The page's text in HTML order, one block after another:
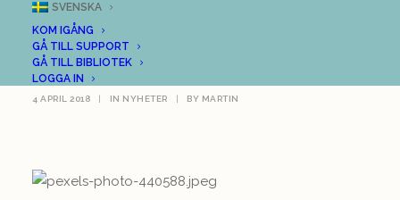
SVENSKA
KOM IGÅNG
GÅ TILL SUPPORT
GÅ TILL BIBLIOTEK
LOGGA IN
LoopMe forum för
lärlingslärare!
4 APRIL 2018 | IN NYHETER | BY MARTIN